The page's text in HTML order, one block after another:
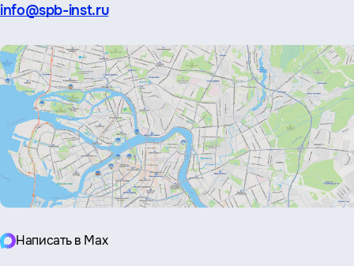
Эл.
info@spb-inst.ru
Написать в Max